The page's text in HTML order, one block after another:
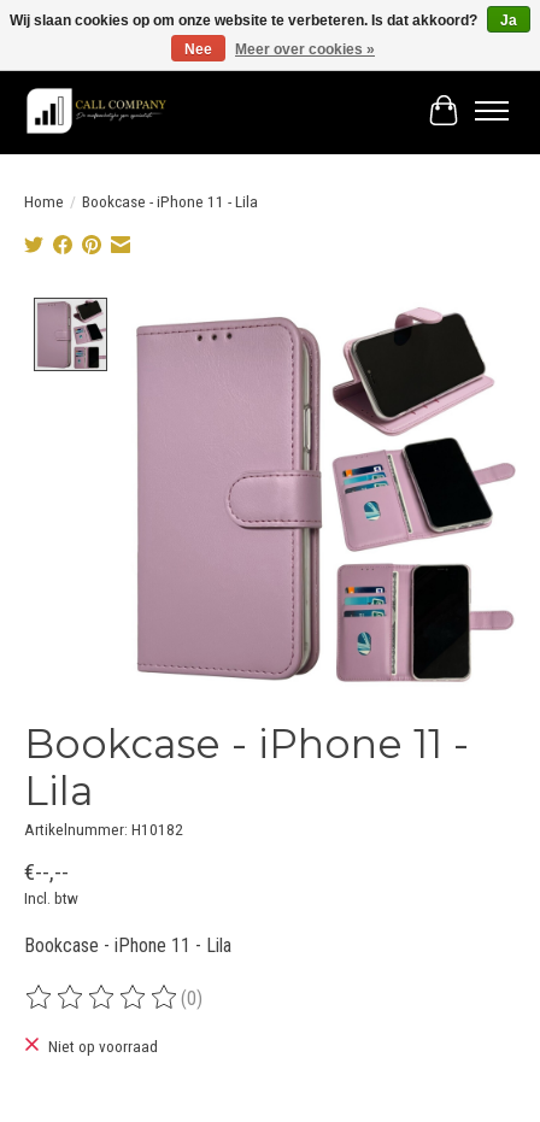
Vóór 19:00 besteld morgen in huis!
Winkelwagen
Home / Bookcase - iPhone 11 - Lila
Bookcase - iPhone 11 -
Lila
Artikelnummer: H10182
€--,--
Incl. btw
Bookcase - iPhone 11 - Lila
De beoordeling van dit product is
(0)
Niet op voorraad
Wij slaan cookies op om onze website te verbeteren. Is dat akkoord?
Ja
Nee
Meer over cookies »